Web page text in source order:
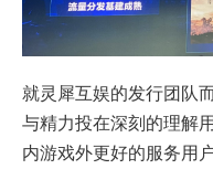
就灵犀互娱的发行团队
与精力投在深刻的理解
内游戏外更好的服务用